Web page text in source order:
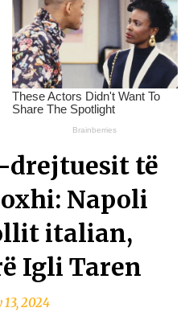
drejtuesit të
Napoli
italian,
Igli Taren
2024